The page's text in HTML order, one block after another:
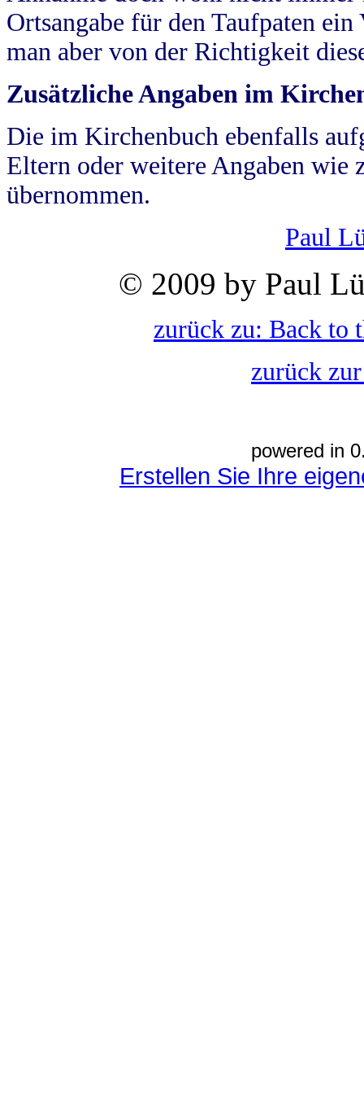
Ortsangabe für den Taufpaten
man aber von der Richtigkeit
Zusätzliche Angaben im
Die im Kirchenbuch ebenfalls
Eltern oder weitere Angaben wie
übernommen.
Paul
© 2009 by Paul
zurück zu: Back to
zurück
powered in
Erstellen Sie Ihre